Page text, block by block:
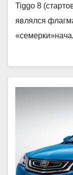
Tiggo 8
являлся